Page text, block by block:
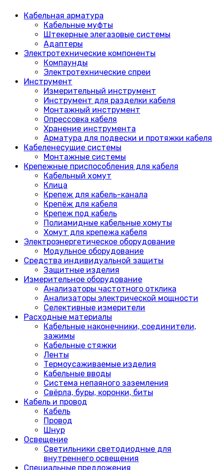
Кабельная арматура
Кабельные муфты
Штекерные элегазовые системы
Адаптеры
Электротехнические компоненты
Компаунды
Электротехнические спреи
Инструмент
Измерительный инструмент
Инструмент для разделки кабеля
Монтажный инструмент
Опрессовка кабеля
Хранение инструмента
Арматура для подвески и протяжки кабеля
Кабеленесущие системы
Монтажные системы
Крепежные приспособления для кабеля
Кабельный хомут
Клица
Крепеж для кабель-канала
Крепёж для кабеля
Крепеж под кабель
Полиамидные кабельные хомуты
Хомут для крепежа кабеля
Электроэнергетическое оборудование
Модульное оборудование
Средства индивидуальной защиты
Защитные изделия
Измерительное оборудование
Анализаторы частотного отклика
Анализаторы электрической мощности
Селективные измерители
Расходные материалы
Кабельные наконечники, соединители,
зажимы
Кабельные стяжки
Ленты
Термоусаживаемые изделия
Kабельные вводы
Система непаяного заземления
Свёрла, буры, коронки, биты
Кабель и провод
Кабель
Провод
Шнур
Освещение
Светильники светодиодные для
внутреннего освещения
Специальные предложения